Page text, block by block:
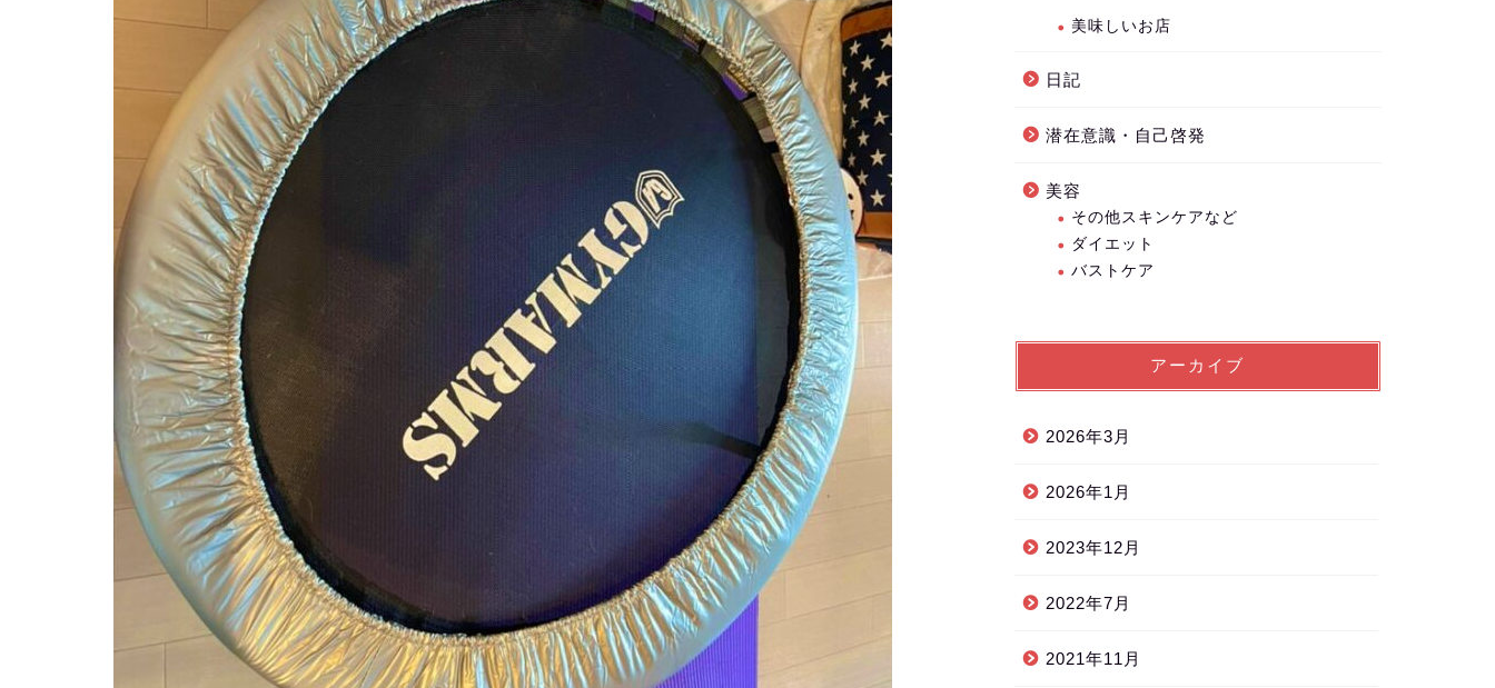
美味しいお店
日記
潜在意識・自己啓発
美容
その他スキンケアなど
ダイエット
バストケア
アーカイブ
2026年3月
2026年1月
2023年12月
2022年7月
2021年11月